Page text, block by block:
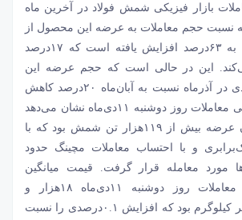
بازار فیزیکی شمش فولاد در آخرین ماه
نسبت حجم معاملات به عرضه این محصول از
۴۶‌درصد در آبان‌ماه به ۶۳‌درصد افزایش یافته است که ۱۷‌درصد
این در حالی است ‌‌‌که حجم عرضه این
محصول میانی فولادی در آذرماه نسبت به آبان‌ماه ۲۰‌درصد کاهش
نشان می‌دهد. بررسی معاملات روز دوشنبه ۱۱دی‌ماه نشان می‌دهد
که بورس‌کالا میزبان عرضه بیش از ۱۱۹‌هزار تن شمش بود که با
و با احتساب معاملات مچینگ حدود
مورد معامله قرار گرفت. قیمت میانگین
موزون شمش در معاملات روز دوشنبه ۱۱دی‌ماه ۱۸‌هزار و
۸۶۲تومان به ازای هر کیلوگرم بود که افزایش ۰.۱درصدی را نسبت